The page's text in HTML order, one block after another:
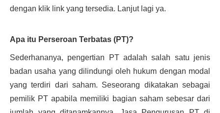
dengan klik link yang tersedia. Lanjut lagi ya.
Apa itu Perseroan Terbatas (PT)?
Sederhananya, pengertian PT adalah salah satu jenis
badan usaha yang dilindungi oleh hukum dengan modal
yang terdiri dari saham. Seseorang dikatakan sebagai
pemilik PT apabila memiliki bagian saham sebesar dari